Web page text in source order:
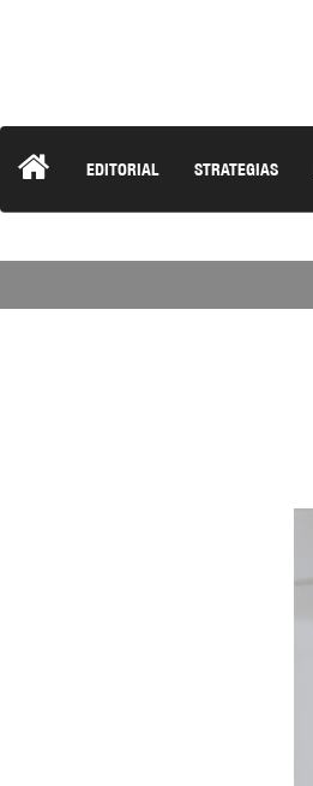
EDITORIAL STRATEGIAS